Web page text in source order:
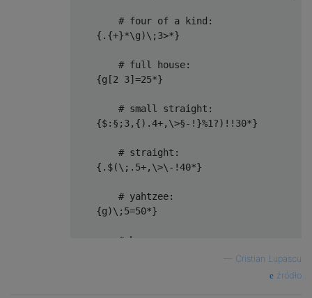
        # four of a kind:
    {.{+}*\g)\;3>*}
        # full house:
    {g[2 3]=25*}
        # small straight:
    {$:§;3,{).4+,\>§-!}%1?)!!30*}
        # straight:
    {.$(\;.5+,\>\-!40*}
        # yahtzee:
    {g)\;5=50*}
        #chance:
]+              # concatenate the 1-6 code
Cristian Lupascu
źródło